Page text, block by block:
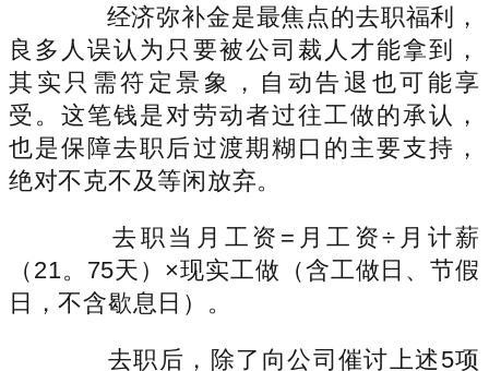
经济弥补金是最焦点的去职福利，
良多人误认为只要被公司裁人才能拿到，
其实只需符定景象，自动告退也可能享
受。这笔钱是对劳动者过往工做的承认，
也是保障去职后过渡期糊口的主要支持，
绝对不克不及等闲放弃。
去职当月工资=月工资÷月计薪
（21。75天）×现实工做（含工做日、节假
日，不含歇息日）。
去职后，除了向公司催讨上述5项